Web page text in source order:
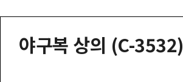
야구복 상의 (C-3532)